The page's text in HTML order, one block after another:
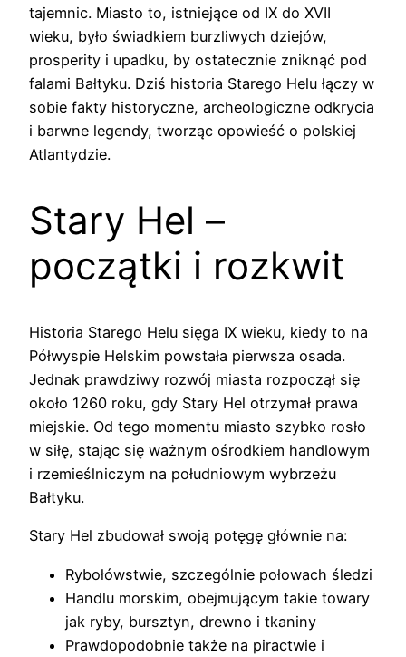
tajemnic. Miasto to, istniejące od IX do XVII
wieku, było świadkiem burzliwych dziejów,
prosperity i upadku, by ostatecznie zniknąć pod
falami Bałtyku. Dziś historia Starego Helu łączy w
sobie fakty historyczne, archeologiczne odkrycia
i barwne legendy, tworząc opowieść o polskiej
Atlantydzie.
Stary Hel –
początki i rozkwit
Historia Starego Helu sięga IX wieku, kiedy to na
Półwyspie Helskim powstała pierwsza osada.
Jednak prawdziwy rozwój miasta rozpoczął się
około 1260 roku, gdy Stary Hel otrzymał prawa
miejskie. Od tego momentu miasto szybko rosło
w siłę, stając się ważnym ośrodkiem handlowym
i rzemieślniczym na południowym wybrzeżu
Bałtyku.
Stary Hel zbudował swoją potęgę głównie na:
Rybołówstwie, szczególnie połowach śledzi
Handlu morskim, obejmującym takie towary
jak ryby, bursztyn, drewno i tkaniny
Prawdopodobnie także na piractwie i